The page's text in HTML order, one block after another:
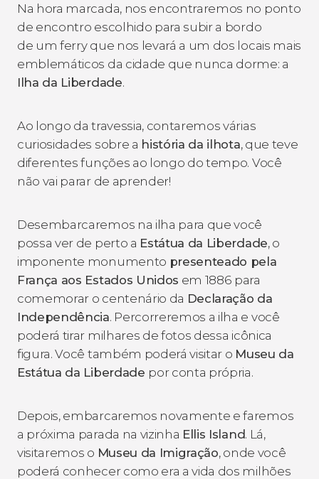
Na hora marcada, nos encontraremos no ponto
de encontro escolhido para subir a bordo
de um ferry que nos levará a um dos locais mais
emblemáticos da cidade que nunca dorme: a
Ilha da Liberdade.
Ao longo da travessia, contaremos várias
curiosidades sobre a história da ilhota, que teve
diferentes funções ao longo do tempo. Você
não vai parar de aprender!
Desembarcaremos na ilha para que você
possa ver de perto a Estátua da Liberdade, o
imponente monumento presenteado pela
França aos Estados Unidos em 1886 para
comemorar o centenário da Declaração da
Independência. Percorreremos a ilha e você
poderá tirar milhares de fotos dessa icônica
figura. Você também poderá visitar o Museu da
Estátua da Liberdade por conta própria.
Depois, embarcaremos novamente e faremos
a próxima parada na vizinha Ellis Island. Lá,
visitaremos o Museu da Imigração, onde você
poderá conhecer como era a vida dos milhões